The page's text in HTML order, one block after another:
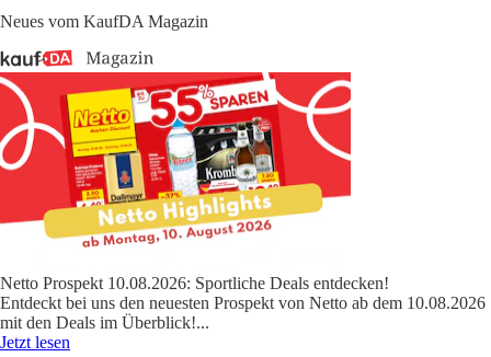
Neues vom KaufDA Magazin
Netto Prospekt 10.08.2026: Sportliche Deals entdecken!
Entdeckt bei uns den neuesten Prospekt von Netto ab dem 10.08.2026
mit den Deals im Überblick!...
Jetzt lesen